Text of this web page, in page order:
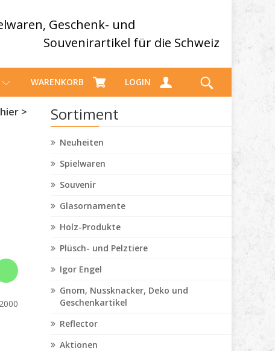
Geschenk- und
Souvenirartikel für die Schweiz
WARENKORB LOGIN
Sortiment
Neuheiten
Spielwaren
Souvenir
Glasornamente
Holz-Produkte
Plüsch- und Pelztiere
Igor Engel
Gnom, Nussknacker, Deko und
Geschenkartikel
Reflector
Aktionen
>